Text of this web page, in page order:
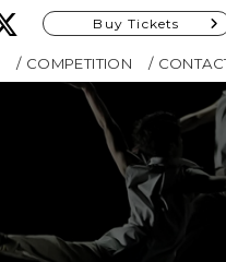
Buy Tickets
COMPETITION